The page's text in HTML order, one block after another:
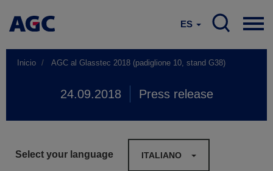
ES
Inicio AGC al Glasstec 2018 (padiglione 10, stand G38)
24.09.2018 Press release
Select your language ITALIANO